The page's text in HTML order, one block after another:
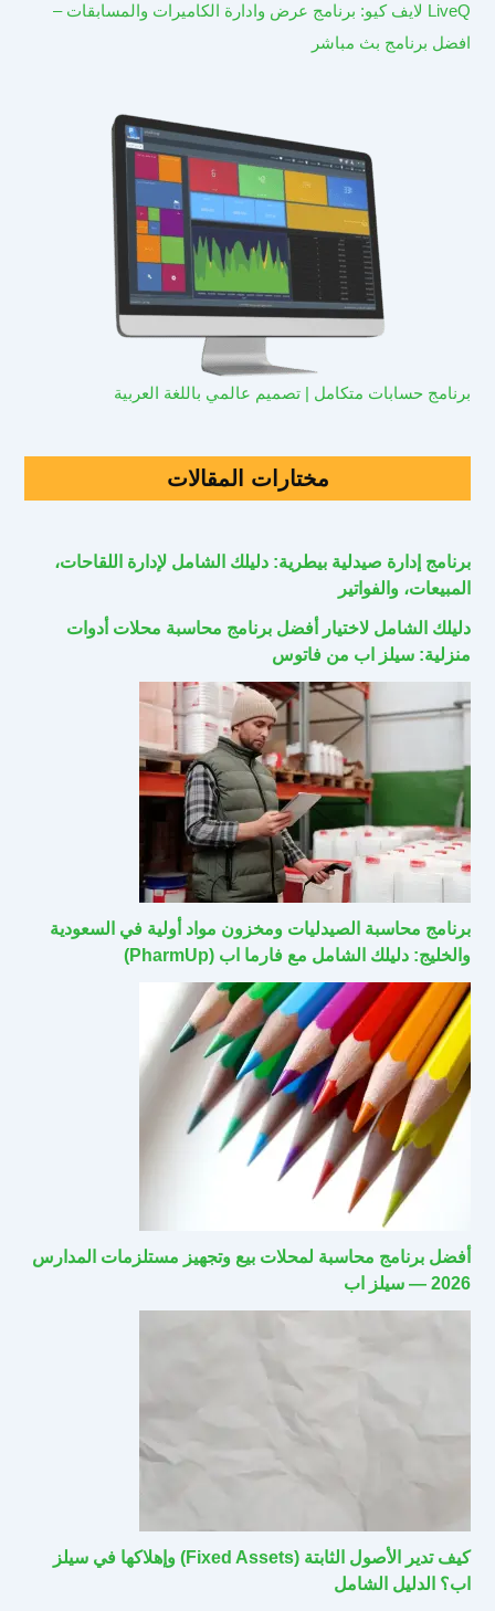
LiveQ لايف كيو: برنامج عرض وادارة الكاميرات والمسابقات –
افضل برنامج بث مباشر
برنامج حسابات متكامل | تصميم عالمي باللغة العربية
مختارات المقالات
برنامج إدارة صيدلية بيطرية: دليلك الشامل لإدارة اللقاحات،
المبيعات، والفواتير
دليلك الشامل لاختيار أفضل برنامج محاسبة محلات أدوات
منزلية: سيلز اب من فاتوس
برنامج محاسبة الصيدليات ومخزون مواد أولية في السعودية
والخليج: دليلك الشامل مع فارما اب (PharmUp)
أفضل برنامج محاسبة لمحلات بيع وتجهيز مستلزمات المدارس
2026 — سيلز اب
كيف تدير الأصول الثابتة (Fixed Assets) وإهلاكها في سيلز
اب؟ الدليل الشامل